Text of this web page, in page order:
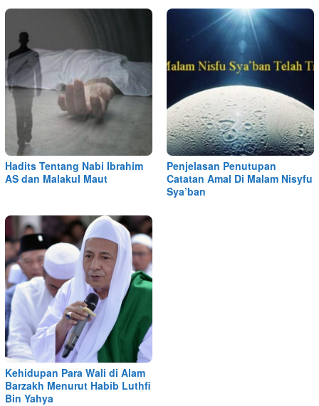
Hadits Tentang Nabi Ibrahim
AS dan Malakul Maut
Penjelasan Penutupan
Catatan Amal Di Malam Nisyfu
Sya’ban
Kehidupan Para Wali di Alam
Barzakh Menurut Habib Luthfi
Bin Yahya